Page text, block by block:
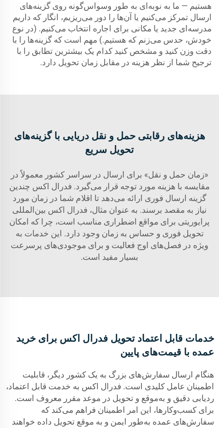
هستیم — ما به نوبه‌ای به طور وسواس‌گونه روی گزینه‌های
ارسال تمرکز می‌کنیم یا آن‌ها را دور می‌ریزیم، انگار که داریم
مدرسه‌ای جدید یا مکانی برای اجاره انتخاب می‌کنیم. (در نوع
خودش، حدس می‌زنم که هستیم.) مهم است که گزینه‌ها را با
دقت وزن کنید و مشخص کنید کدام یک بیشترین تطابق را با
ترجیح شما از نظر هزینه در مقابل زمان تحویل دارد.
هزینه‌های رقابتی حمل و نقل دریایی با گزینه‌های
تحویل سریع
«زمان حمل و نقل» برای ارسال در سراسر کشور معمولاً در
مقایسه با هزینه مورد توجه قرار می‌گیرد. فدرال اکس چندین
گزینه ارسال فوری ارائه می‌دهد تا اقلام شما در زمان مورد
نیاز به مقصد برسند. به عنوان مثال، فدرال اکس بین‌المللی
پرایوریتی برای مواقع اضطراری مناسب است، چرا که امکان
تحویل فوری و حساس به زمان وجود دارد. این خدمات به
ویژه در فصل‌های اوج فعالیت و برای موجودی‌های پرسرعت
بسیار مفید است.
خدمات قابل اعتماد تحویل فدرال اکس برای خرید
عمده با قیمت‌های پایین
هنگام ارسال سفارش‌های بزرگ به یک کشور دیگر، قابلیت
اطمینان عامل کلیدی است. فدرال اکس به خدمت قابل اعتماد،
ردیابی دقیق و به‌موقع و تحویل در موعد مقرر معروف است.
برای کسب‌وکارها، این امر اطمینان فراهم می‌کند که
سفارش‌های عمده به‌طور ایمن و به موقع تحویل داده خواهند